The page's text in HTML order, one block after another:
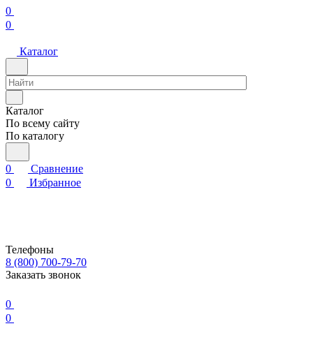
0
0
Каталог
Каталог
По всему сайту
По каталогу
0
Сравнение
0
Избранное
Телефоны
8 (800) 700-79-70
Заказать звонок
0
0